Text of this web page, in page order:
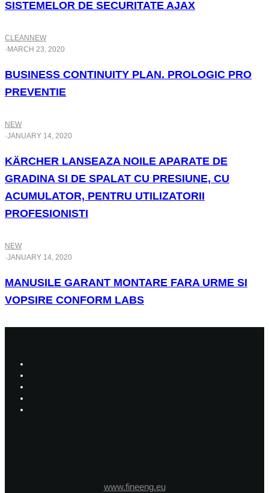
SISTEMELOR DE SECURITATE AJAX
CLEAN NEW
· MARCH 23, 2020
BUSINESS CONTINUITY PLAN. PROLOGIC PRO
PREVENTIE
NEW
·JANUARY 14, 2020
KÄRCHER LANSEAZA NOILE APARATE DE
GRADINA SI DE SPALAT CU PRESIUNE, CU
ACUMULATOR, PENTRU UTILIZATORII
PROFESIONISTI
NEW
·JANUARY 14, 2020
MANUSILE GARANT MONTARE FARA URME SI
VOPSIRE CONFORM LABS
www.fineeng.eu